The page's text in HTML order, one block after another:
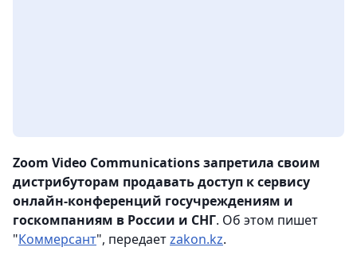
Zoom Video Communications запретила своим
дистрибуторам продавать доступ к сервису
онлайн-конференций госучреждениям и
госкомпаниям в России и СНГ. Об этом пишет
"Коммерсант", передаетzakon.kz.